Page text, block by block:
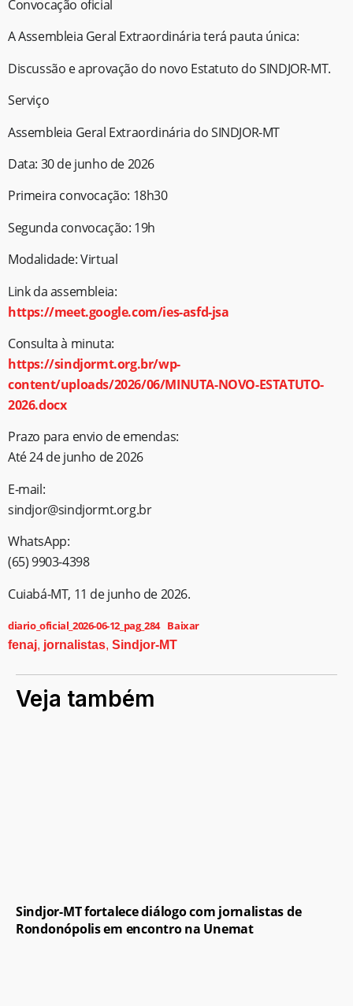
Convocação oficial
A Assembleia Geral Extraordinária terá pauta única:
Discussão e aprovação do novo Estatuto do SINDJOR-MT.
Serviço
Assembleia Geral Extraordinária do SINDJOR-MT
Data: 30 de junho de 2026
Primeira convocação: 18h30
Segunda convocação: 19h
Modalidade: Virtual
Link da assembleia:
https://meet.google.com/ies-asfd-jsa
Consulta à minuta:
https://sindjormt.org.br/wp-
content/uploads/2026/06/MINUTA-NOVO-ESTATUTO-
2026.docx
Prazo para envio de emendas:
Até 24 de junho de 2026
E-mail:
sindjor@sindjormt.org.br
WhatsApp:
(65) 9903-4398
Cuiabá-MT, 11 de junho de 2026.
diario_oficial_2026-06-12_pag_284 Baixar
fenaj, jornalistas, Sindjor-MT
Veja também
Sindjor-MT fortalece diálogo com jornalistas de
Rondonópolis em encontro na Unemat